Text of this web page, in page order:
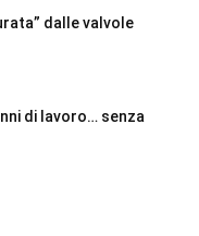
dalle valvole
di lavoro… senza